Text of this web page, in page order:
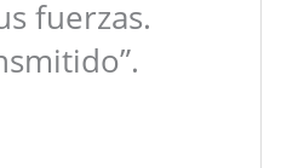
fuerzas.